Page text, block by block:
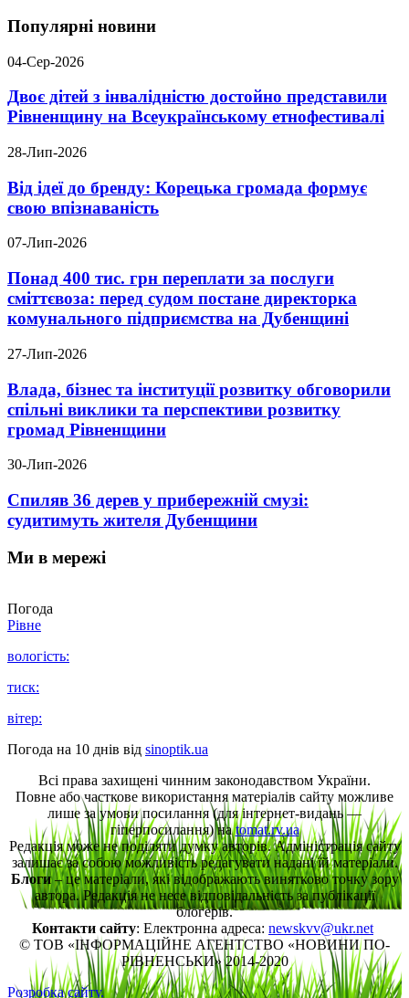
Популярні новини
04-Сер-2026
Двоє дітей з інвалідністю достойно представили
Рівненщину на Всеукраїнському етнофестивалі
28-Лип-2026
Від ідеї до бренду: Корецька громада формує
свою впізнаваність
07-Лип-2026
Понад 400 тис. грн переплати за послуги
сміттєвоза: перед судом постане директорка
комунального підприємства на Дубенщині
27-Лип-2026
Влада, бізнес та інституції розвитку обговорили
спільні виклики та перспективи розвитку
громад Рівненщини
30-Лип-2026
Спиляв 36 дерев у прибережній смузі:
судитимуть жителя Дубенщини
Ми в мережі
Погода
Рівне
вологість:
тиск:
вітер:
Погода на 10 днів від sinoptik.ua
Всі права захищені чинним законодавством України.
Повне або часткове використання матеріалів сайту можливе
лише за умови посилання (для інтернет-видань —
гіперпосилання) наtomat.rv.ua
Редакція може не поділяти думку авторів. Адміністрація сайту
залишає за собою можливість редагувати надані їй матеріали.
Блоги– це матеріали, які відображають винятково точку зору
автора. Редакція не несе відповідальність за публікації
блогерів.
Контакти сайту: Електронна адреса: newskvv@ukr.net
© ТОВ «ІНФОРМАЦІЙНЕ АГЕНТСТВО «НОВИНИ ПО-
РІВНЕНСЬКИ» 2014-2020
Розробка сайту.